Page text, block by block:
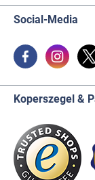
Social-Media
Koperszegel &